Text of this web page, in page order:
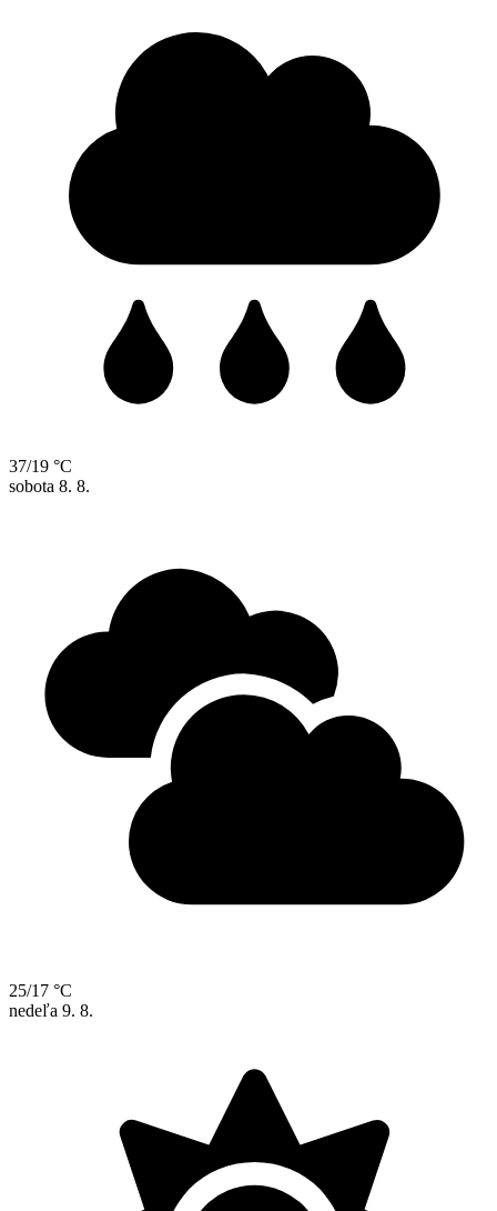
37/19 °C
sobota 8. 8.
25/17 °C
nedeľa 9. 8.